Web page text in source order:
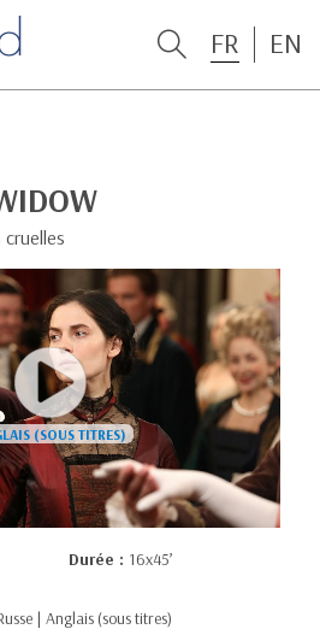
FR EN
Durée : 16x45’
| Anglais (sous titres)